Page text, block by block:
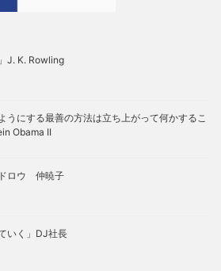
J. K. Rowling
うにする最善の方法は立ち上がって何かするこ
Obama II
ロウ 仲暁子
いく」DJ社長